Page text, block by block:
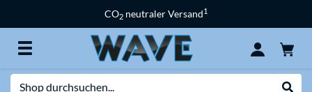
CO2 neutraler Versand1